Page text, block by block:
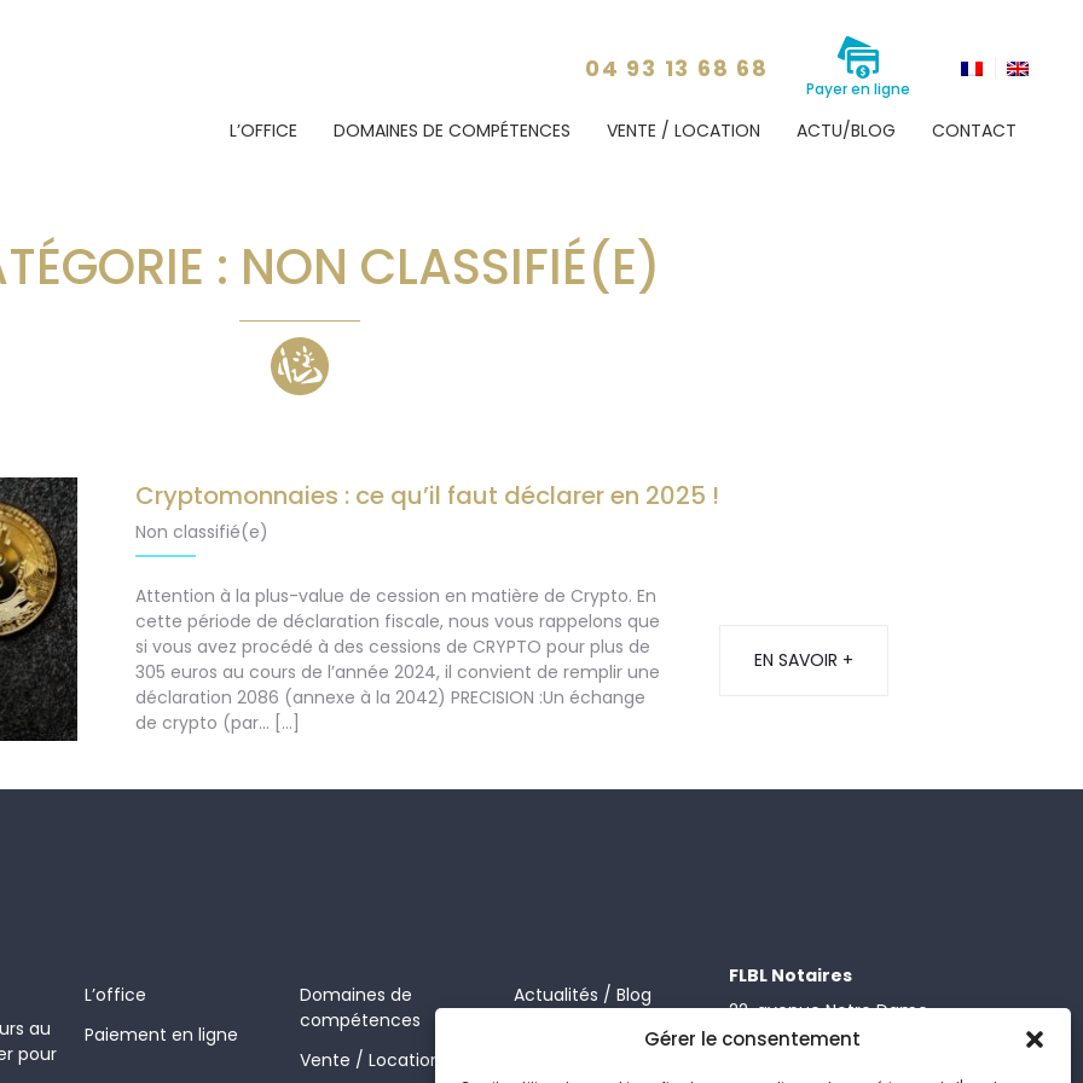
Gérer le consentement
L’OFFICE DOMAINES DE COMPÉTENCES VENTE / LOCATION ACTU/BLOG CONTACT
04 93 13 68 68
Payer en ligne
: NON CLASSIFIÉ(E)
Cryptomonnaies : ce qu’il faut déclarer en 2025 !
Non classifié(e)
Attention à la plus-value de cession en matière de Crypto. En
cette période de déclaration fiscale, nous vous rappelons que
si vous avez procédé à des cessions de CRYPTO pour plus de
305 euros au cours de l’année 2024, il convient de remplir une
déclaration 2086 (annexe à la 2042) PRECISION :Un échange
de crypto (par… […]
EN SAVOIR +
au
pour
L’office
Paiement en ligne
Domaines de
compétences
Vente / Location
Actualités / Blog
FLBL Notaires
22, avenue Notre Dame
06000 NICE